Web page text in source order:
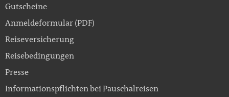
Gutscheine
Anmeldeformular (PDF)
Reiseversicherung
Reisebedingungen
Presse
Informationspflichten bei Pauschalreisen